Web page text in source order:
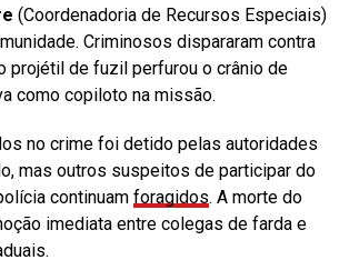
(Coordenadoria de Recursos Especiais)
Criminosos dispararam contra
projétil de fuzil perfurou o crânio de
como copiloto na missão.
no crime foi detido pelas autoridades
mas outros suspeitos de participar do
continuam foragidos. A morte do
imediata entre colegas de farda e